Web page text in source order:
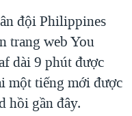
GAZA
THẮNG CUỘC'
đội Philippines
trang web You
dài 9 phút được
một tiếng mới được
hồi gần đây.